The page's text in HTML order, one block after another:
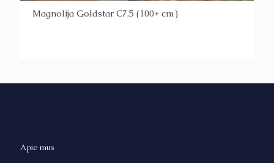
Magnolija Goldstar C7,5 (100+ cm)
Apie mus